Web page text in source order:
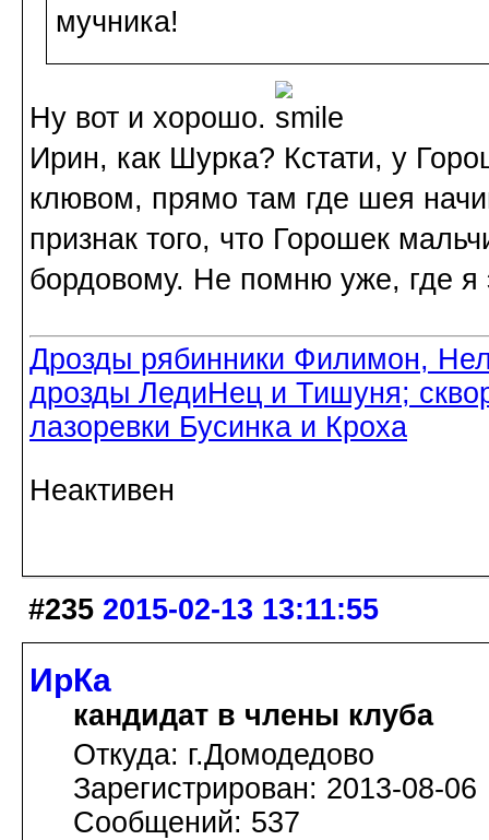
мучника!
Ну вот и хорошо.
Ирин, как Шурка? Кстати, у
клювом, прямо там где шея
признак того, что Горошек
бордовому. Не помню уже, где я
Дрозды рябинники Филимон,
дрозды ЛедиНец и Тишуня;
лазоревки Бусинка и Кроха
Неактивен
#235 2015-02-13 13:11:55
ИрКа
кандидат в члены клуба
Откуда: г.Домодедово
Зарегистрирован: 2013-08-06
Сообщений: 537